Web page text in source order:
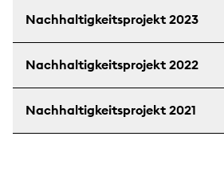
Nachhaltigkeitsprojekt 2023
Nachhaltigkeitsprojekt 2022
Nachhaltigkeitsprojekt 2021